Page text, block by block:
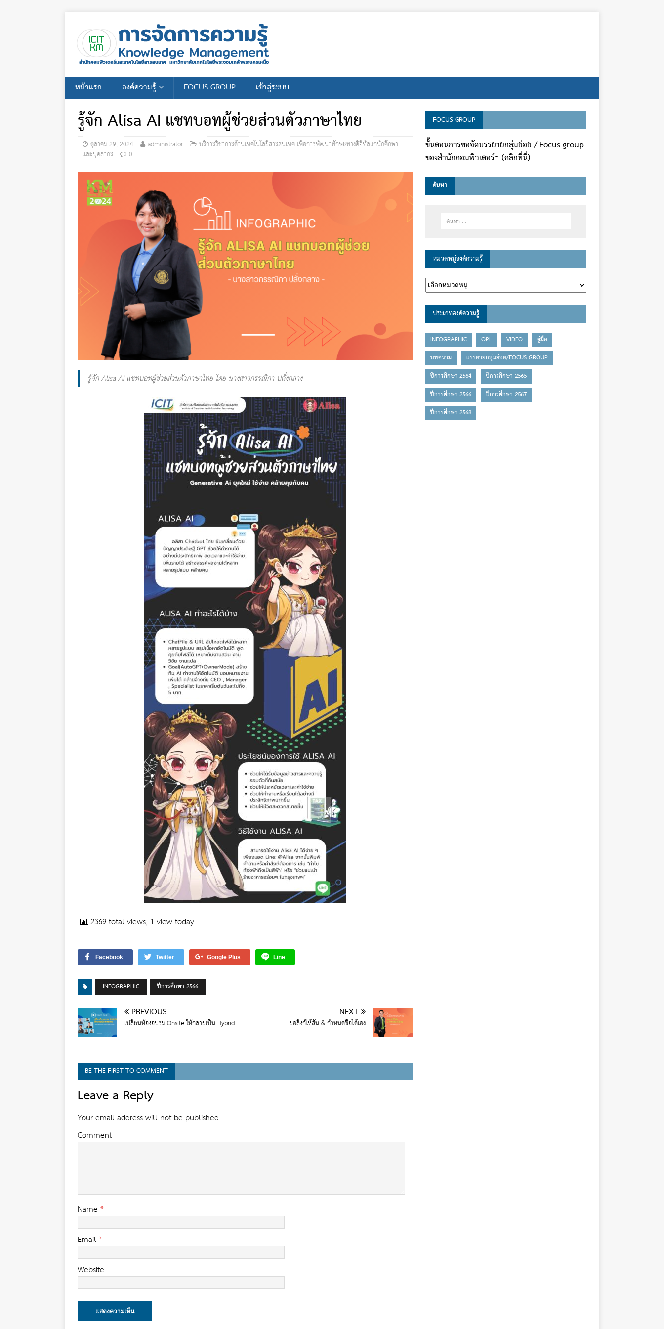
หน้าแรก องค์ความรู้ FOCUS GROUP เข้าสู่ระบบ
รู้จัก Alisa AI แชทบอทผู้ช่วยส่วนตัวภาษาไทย
ตุลาคม 29, 2024 administrator
บริการวิชาการด้านเทคโนโลยีสารสนเทศ เพื่อการพัฒนาทักษะทางดิจิทัลแก่นักศึกษา
และบุคลากร
0
รู้จัก Alisa AI แชทบอทผู้ช่วยส่วนตัวภาษาไทย โดย นางสาวกรรณิกา ปลั่งกลาง
2369 total views, 1 view today
Facebook Twitter Google Plus Line
INFOGRAPHIC ปีการศึกษา 2566
PREVIOUS
เปลี่ยนห้องอบรม Onsite ให้กลายเป็น Hybrid
NEXT
ย่อลิงก์ให้สั้น & กำหนดชื่อได้เอง
BE THE FIRST TO COMMENT
Leave a Reply
Your email address will not be published.
Comment
Name *
Email*
Website
FOCUS GROUP
ขั้นตอนการขอจัดบรรยายกลุ่มย่อย / Focus group
ของสำนักคอมพิวเตอร์ฯ (คลิกที่นี่)
ค้นหา
หมวดหมู่องค์ความรู้
ประเภทองค์ความรู้
INFOGRAPHIC OPL VIDEO
คู่มือ
บทความ
บรรยายกลุ่มย่อย/FOCUS GROUP
ปีการศึกษา 2564
ปีการศึกษา 2565
ปีการศึกษา 2566
ปีการศึกษา 2567
ปีการศึกษา 2568